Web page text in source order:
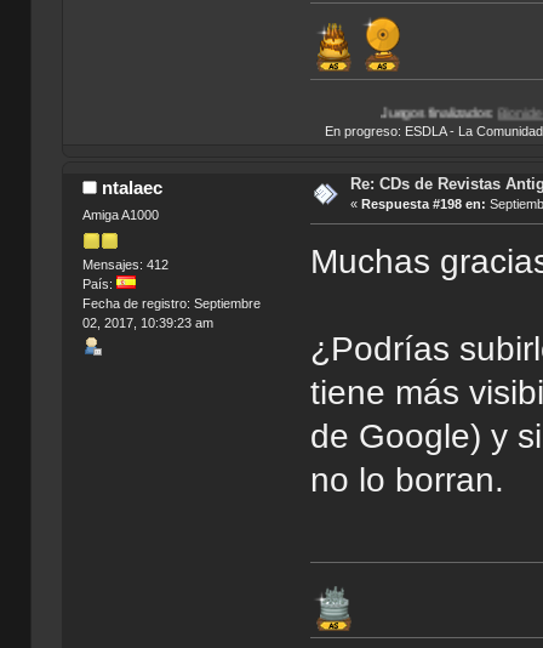
Bionicle Heroes|Total
En progreso: ESDLA - La
ntalaec
Amiga A1000
Mensajes: 412
País:
Fecha de registro: Septiembre
02, 2017, 10:39:23 am
Re: CDs de Revistas
« Respuesta #198 en:
Muchas
¿Podrías
tiene más
de Google) y
no lo borran.